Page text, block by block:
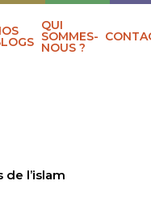
QUI
SOMMES-
NOUS ?
l’islam